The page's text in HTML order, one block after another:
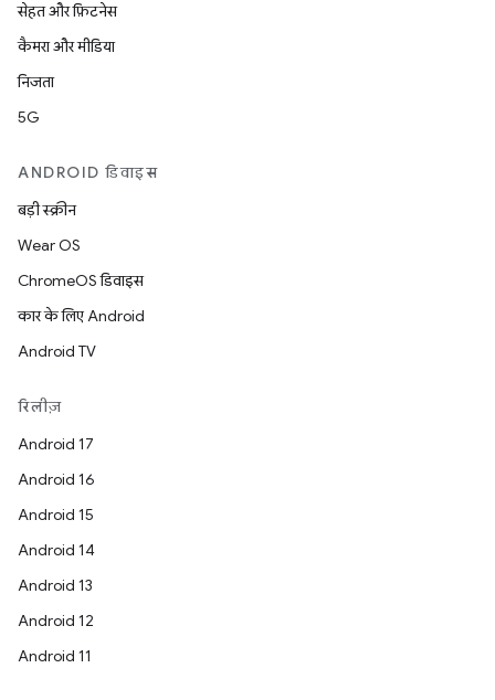
सेहत और फ़िटनेस
कैमरा और मीडिया
निजता
5G
ANDROID डिवाइस
बड़ी स्क्रीन
Wear OS
ChromeOS डिवाइस
कार के लिए Android
Android TV
रिलीज़
Android 17
Android 16
Android 15
Android 14
Android 13
Android 12
Android 11